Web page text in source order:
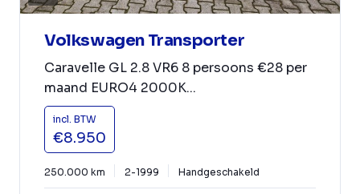
Volkswagen Transporter
Caravelle GL 2.8 VR6 8 persoons €28 per
maand EURO4 2000K...
incl. BTW
€8.950
250.000 km 2-1999 Handgeschakeld